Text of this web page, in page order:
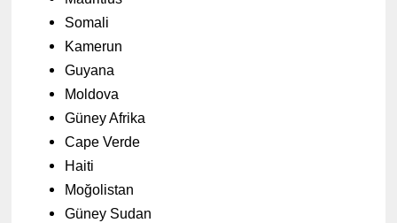
Somali
Kamerun
Guyana
Moldova
Güney Afrika
Cape Verde
Haiti
Moğolistan
Güney Sudan